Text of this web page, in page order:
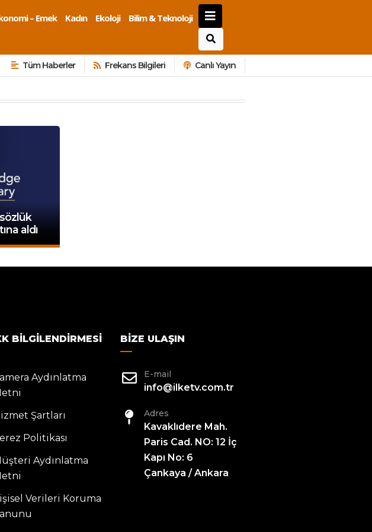
– Emek Kadın Ekoloji
Bilim & Teknoloji
Tüm Haberler Frekans Bilgileri Canlı Yayın
aldı
BILGILENDIRMESI
Aydınlatma
Şartları
Politikası
Aydınlatma
Verileri Koruma
BIZE ULAŞIN
E-mail
info@ilketv.com.tr
Adres
Kavaklıdere Mah.
Paris Cad. NO: 12 İç
Kapı No: 6
Çankaya / Ankara